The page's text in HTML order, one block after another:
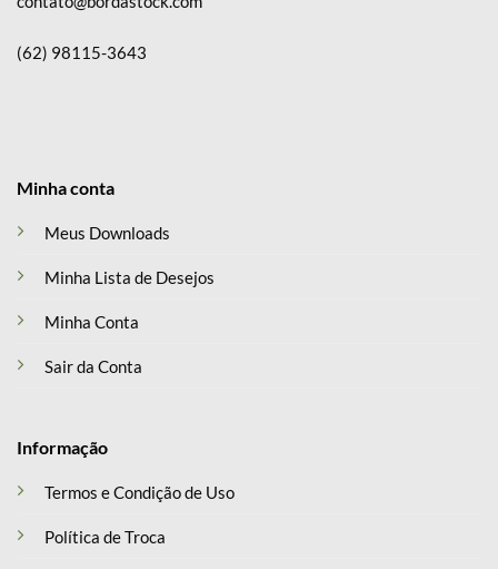
Minha conta
Meus Downloads
Minha Lista de Desejos
Minha Conta
Sair da Conta
Informação
Termos e Condição de Uso
Política de Troca
(62) 98115-3643